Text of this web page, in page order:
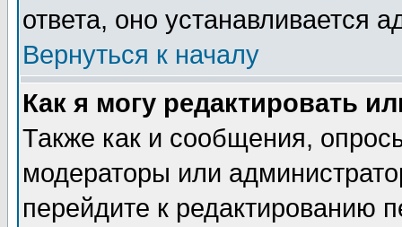
ответа, оно устанавливается
Вернуться к началу
Как я могу редактировать
Также как и сообщения,
модераторы или
перейдите к редактированию